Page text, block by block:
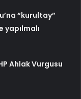
“kurultay”
yapılmalı
Ahlak Vurgusu